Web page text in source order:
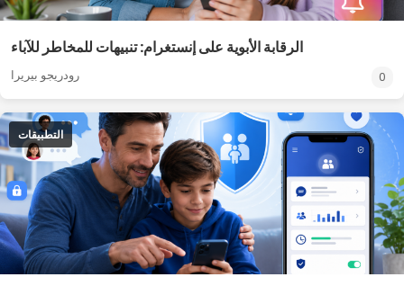
الرقابة الأبوية على إنستغرام: تنبيهات للمخاطر للآباء
رودريجو بيريرا 0
التطبيقات